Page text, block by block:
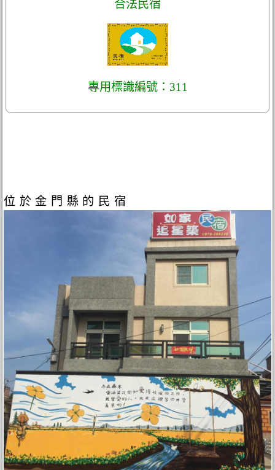
合法民宿
專用標識編號：311
位於金門縣的民宿